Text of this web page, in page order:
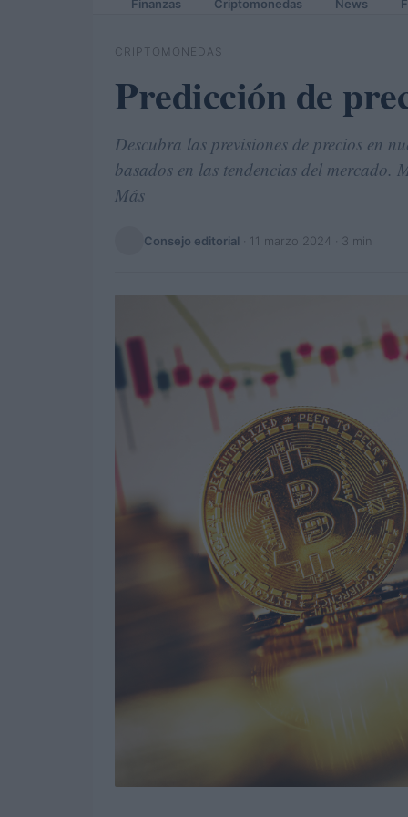
Finanzas Criptomonedas News
CRIPTOMONEDAS
Predicción de
Descubra las previsiones de precios en
basados en las tendencias del mercado.
Más
Consejo editorial 11 marzo 2024 · 3 min